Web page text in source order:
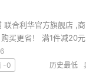
联合利华官方旗舰店 ,
购买更省！ 满1件减20
-0 历史最低